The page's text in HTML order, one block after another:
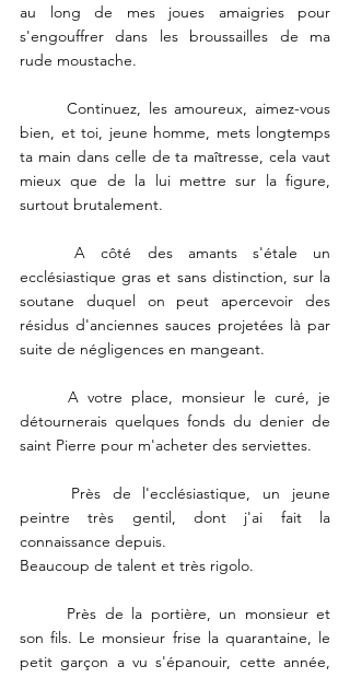
au long de mes joues amaigries pour
s'engouffrer dans les broussailles de ma
rude moustache.
bien, et toi, jeune homme, mets longtemps
ta main dans celle de ta maîtresse, cela vaut
mieux que de la lui mettre sur la figure,
surtout brutalement.
	A côté des amants s'étale un
ecclésiastique gras et sans distinction, sur la
soutane duquel on peut apercevoir des
résidus d'anciennes sauces projetées là par
suite de négligences en mangeant.
détournerais quelques fonds du denier de
saint Pierre pour m'acheter des serviettes.
peintre très gentil, dont j'ai fait la
connaissance depuis.
Beaucoup de talent et très rigolo.
son fils. Le monsieur frise la quarantaine, le
petit garçon a vu s'épanouir, cette année,